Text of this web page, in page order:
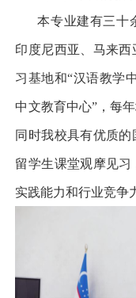
本专业建有三十
印度尼西亚、马来
习基地和“汉语教学
中文教育中心”，每
同时我校具有优质
留学生课堂观摩见
实践能力和行业竞争